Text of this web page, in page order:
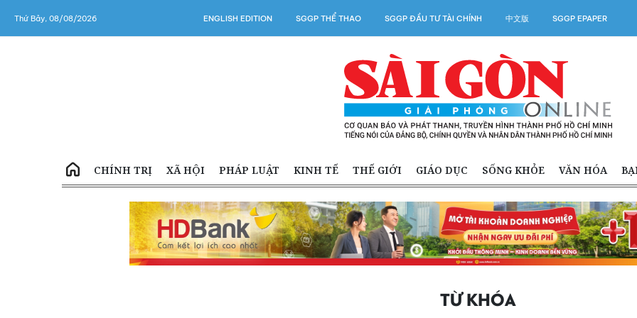
Thứ Bảy, 08/08/2026 ENGLISH EDITION SGGP THỂ THAO SGGP ĐẦU TƯ TÀI CHÍNH 中文版 SGGP EPAPER
CHÍNH TRỊ XÃ HỘI PHÁP LUẬT KINH TẾ THẾ GIỚI GIÁO DỤC SỐNG KHỎE VĂN HÓA
TỪ KHÓA